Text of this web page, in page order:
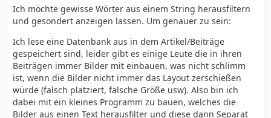
Ich möchte gewisse Wörter aus einem String herausfiltern
und gesondert anzeigen lassen. Um genauer zu sein:
Ich lese eine Datenbank aus in dem Artikel/Beiträge
gespeichert sind, leider gibt es einige Leute die in ihren
Beiträgen immer Bilder mit einbauen, was nicht schlimm
ist, wenn die Bilder nicht immer das Layout zerschießen
würde (falsch platziert, falsche Größe usw). Also bin ich
dabei mit ein kleines Programm zu bauen, welches die
Bilder aus einen Text herausfilter und diese dann Separat